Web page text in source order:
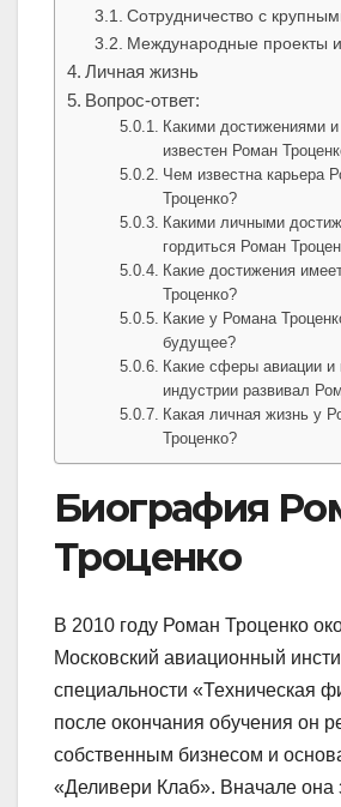
Сотрудничество с
Международные проекты
Личная жизнь
Вопрос-ответ:
Какими достижениями
известен Роман
Чем известна карьера
Троценко?
Какими личными
гордиться Роман
Какие достижения
Троценко?
Какие у Романа
будущее?
Какие сферы авиации и
индустрии развивал
Какая личная жизнь у
Троценко?
Биография
Троценко
В 2010 году Роман Троценко
Московский авиационный
специальности «Техническая
после окончания обучения он
собственным бизнесом и
«Деливери Клаб». Вначале она